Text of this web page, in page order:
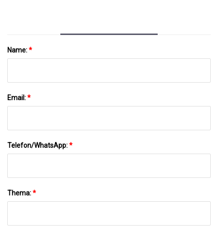
Name:*
Email:*
Telefon/WhatsApp:*
Thema:*